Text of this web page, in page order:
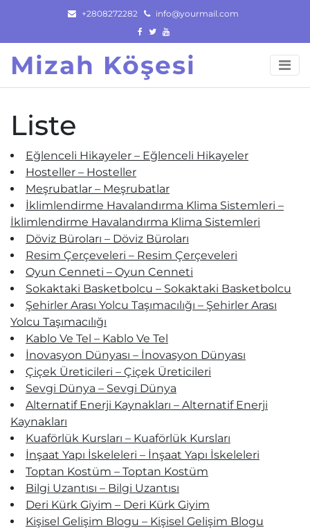
content
+2808272282 info@yourmail.com
Mizah Köşesi
Liste
Eğlenceli Hikayeler – Eğlenceli Hikayeler
Hosteller – Hosteller
Meşrubatlar – Meşrubatlar
İklimlendirme Havalandırma Klima Sistemleri –
İklimlendirme Havalandırma Klima Sistemleri
Döviz Büroları – Döviz Büroları
Resim Çerçeveleri – Resim Çerçeveleri
Oyun Cenneti – Oyun Cenneti
Sokaktaki Basketbolcu – Sokaktaki Basketbolcu
Şehirler Arası Yolcu Taşımacılığı – Şehirler Arası
Yolcu Taşımacılığı
Kablo Ve Tel – Kablo Ve Tel
İnovasyon Dünyası – İnovasyon Dünyası
Çiçek Üreticileri – Çiçek Üreticileri
Sevgi Dünya – Sevgi Dünya
Alternatif Enerji Kaynakları – Alternatif Enerji
Kaynakları
Kuaförlük Kursları – Kuaförlük Kursları
İnşaat Yapı İskeleleri – İnşaat Yapı İskeleleri
Toptan Kostüm – Toptan Kostüm
Bilgi Uzantısı – Bilgi Uzantısı
Deri Kürk Giyim – Deri Kürk Giyim
Kişisel Gelişim Blogu – Kişisel Gelişim Blogu